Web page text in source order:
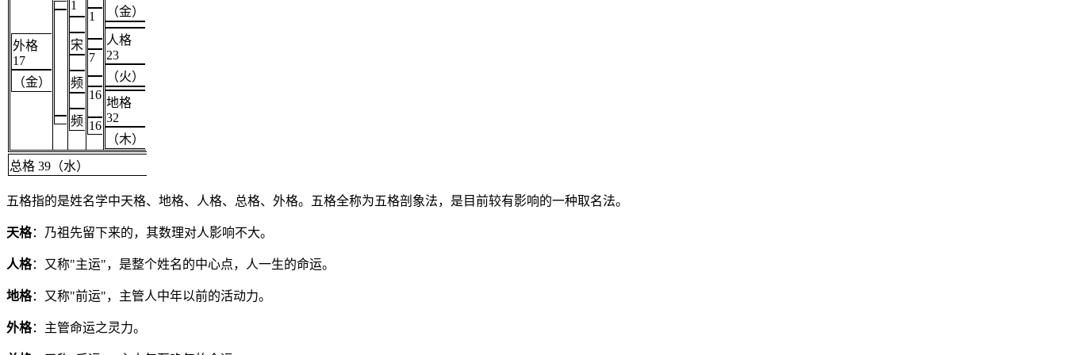
外格
17
（金）
1
宋
频
频
1
7
16
16
（金）
人格
23
（火）
地格
32
（木）
总格 39（水）
五格指的是姓名学中天格、地格、人格、总格、外格。五格全称为五格剖象法，是目前较有影响的一种取名法。
天格：乃祖先留下来的，其数理对人影响不大。
人格：又称"主运"，是整个姓名的中心点，人一生的命运。
地格：又称"前运"，主管人中年以前的活动力。
外格：主管命运之灵力。